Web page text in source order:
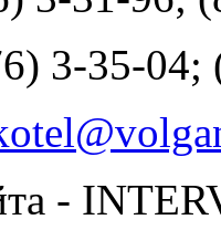
3-35-04;
-